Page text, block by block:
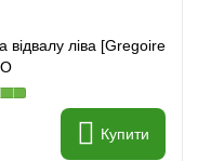
відвалу ліва [Gregoire
Купити